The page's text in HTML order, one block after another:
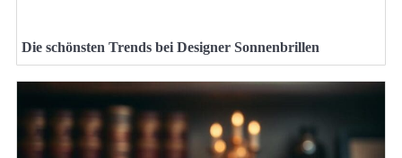
Die schönsten Trends bei Designer Sonnenbrillen